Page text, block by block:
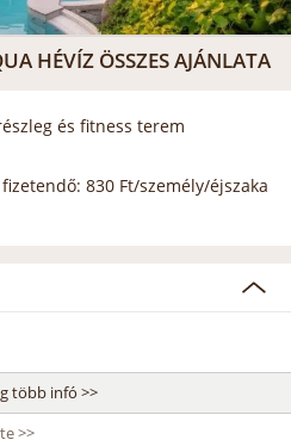
HÉVÍZ ÖSSZES AJÁNLATA
és fitness terem
830 Ft/személy/éjszaka
több infó >>
>>